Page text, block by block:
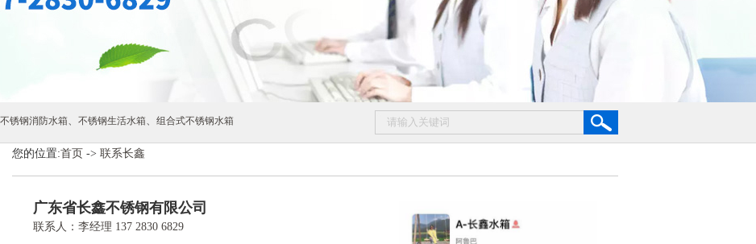
不锈钢消防水箱、 不锈钢生活水箱、 组合式不锈钢水箱
您的位置:首页 -> 联系长鑫
广东省长鑫不锈钢有限公司
联系人：李经理 137 2830 6829